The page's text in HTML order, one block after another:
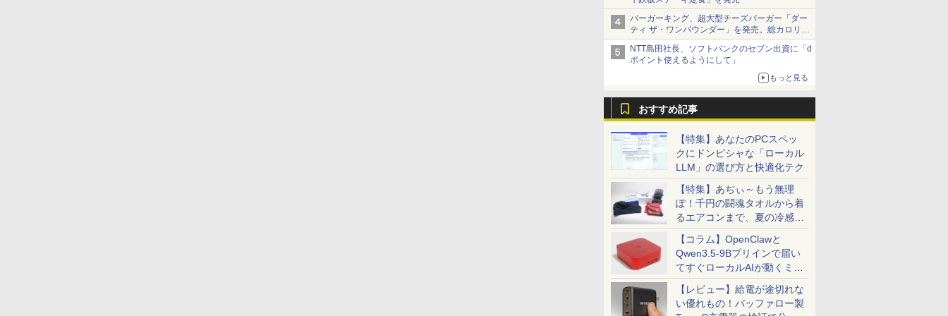
バーガーキング、超大型チーズバーガー「ダー
ティ ザ・ワンパウンダー」を発売。総カロリー
約1656kcal、総重量約527g！
NTT島田社長、ソフトバンクのセブン出資に「d
ポイント使えるようにして」
もっと見る
おすすめ記事
【特集】あなたのPCスペッ
クにドンピシャな「ローカル
LLM」の選び方と快適化テク
【特集】あぢぃ～もう無理
ぽ！千円の闘魂タオルから着
るエアコンまで、夏の冷感グ
ッズ一挙紹介
【コラム】OpenClawと
Qwen3.5-9Bプリインで届い
てすぐローカルAIが動くミニ
PC「SER9 Pro」
【レビュー】給電が途切れな
い優れもの！バッファロー製